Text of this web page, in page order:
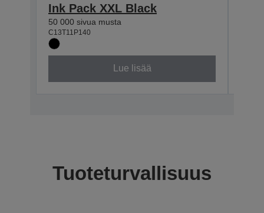
Ink Pack XXL Black
50 000 sivua musta
C13T11P140
Lue lisää
Tuoteturvallisuus